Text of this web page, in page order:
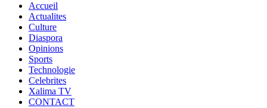
Accueil
Actualites
Culture
Diaspora
Opinions
Sports
Technologie
Celebrites
Xalima TV
CONTACT